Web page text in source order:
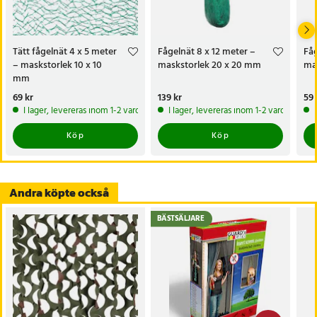
- Material: polyeten (PE)
- Användning: för skydd av bärbuskar, fruktträd och odlingar
- Montering: direkt på växt eller runt stödstruktur
Artikelnummer:122187
Tätt fågelnät 4 x 5 meter
– maskstorlek 10 x 10
mm
Pris:
69 kr
I lager, levereras inom 1-2 vardagar
Köp
Fågelnät 8 x 12 meter –
maskstorlek 20 x 20 mm
Pris:139 kr
139 kr
I lager, levereras inom 1-2 vardagar
Köp
59
Andra köpte också
BÄSTSÄLJARE